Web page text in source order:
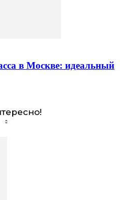
в Москве: идеальный